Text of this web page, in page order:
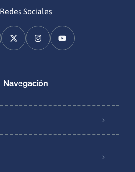
Redes Sociales
Navegación